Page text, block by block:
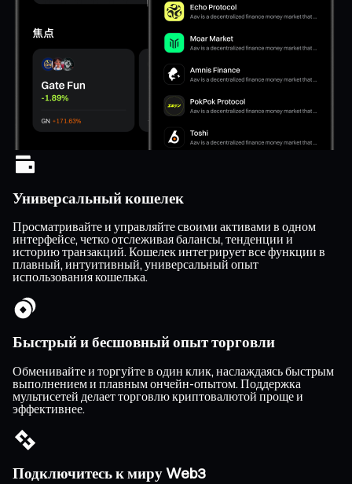
Универсальный кошелек
Просматривайте и управляйте своими активами в одном
интерфейсе, четко отслеживая балансы, тенденции и
историю транзакций. Кошелек интегрирует все функции в
плавный, интуитивный, универсальный опыт
использования кошелька.
Быстрый и бесшовный опыт торговли
Обменивайте и торгуйте в один клик, наслаждаясь быстрым
выполнением и плавным ончейн-опытом. Поддержка
мультисетей делает торговлю криптовалютой проще и
эффективнее.
Подключитесь к миру Web3